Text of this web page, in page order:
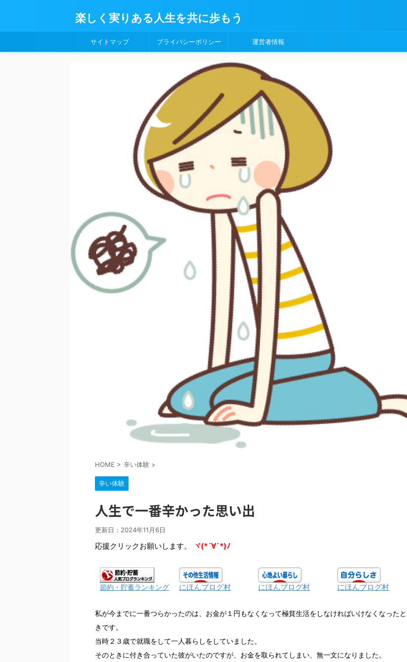
楽しく実りある人生を共に歩もう
サイトマップ プライバシーポリシー 運営者情報
HOME > 辛い体験 >
辛い体験
人生で一番辛かった思い出
更新日： 2024年11月6日
応援クリックお願いします。 ヾ(*´∀`*)ﾉ
節約・貯蓄ランキング にほんブログ村 にほんブログ村 にほんブログ村
私が今までに一番つらかったのは、お金が１円もなくなって極貧生活をしなければいけなくなったと
きです。
当時２３歳で就職をして一人暮らしをしていました。
そのときに付き合っていた彼がいたのですが、お金を取られてしまい、無一文になりました。